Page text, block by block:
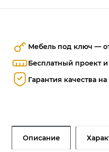
Мебель под ключ —
Бесплатный проект
Гарантия качества
Описание